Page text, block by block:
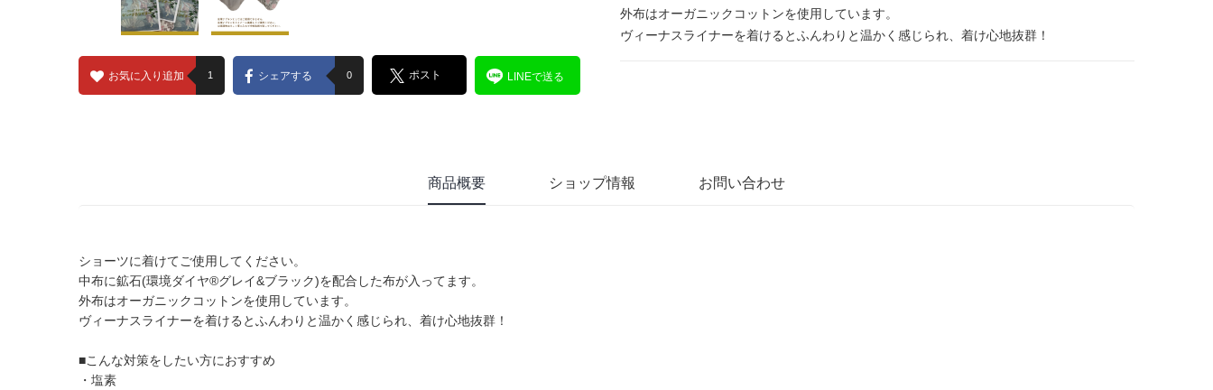
お気に入り追加 1 シェアする 0 ポスト LINEで送る
外布はオーガニックコットンを使用しています。
ヴィーナスライナーを着けるとふんわりと温かく感じられ、着け心地抜群！
商品概要 ショップ情報 お問い合わせ
ショーツに着けてご使用してください。
中布に鉱石(環境ダイヤ®グレイ&ブラック)を配合した布が入ってます。
外布はオーガニックコットンを使用しています。
ヴィーナスライナーを着けるとふんわりと温かく感じられ、着け心地抜群！
■こんな対策をしたい方におすすめ
・塩素